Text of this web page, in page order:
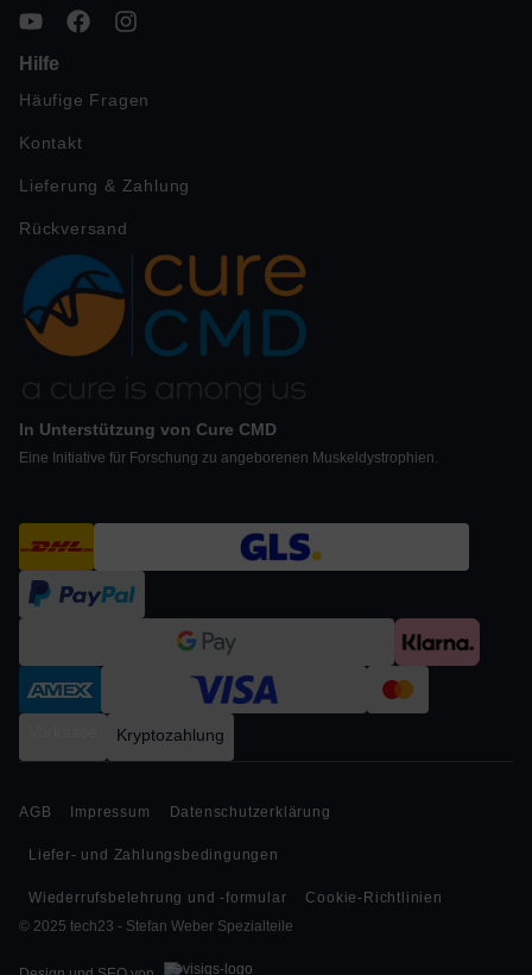
Hilfe
Häufige Fragen
Kontakt
Lieferung & Zahlung
Rückversand
In Unterstützung von Cure CMD
Eine Initiative für Forschung zu angeborenen Muskeldystrophien.
Kryptozahlung
© 2025 tech23 - Stefan Weber Spezialteile
AGB Impressum Datenschutzerklärung
Liefer- und Zahlungsbedingungen
Wiederrufsbelehrung und -formular Cookie-Richtlinien